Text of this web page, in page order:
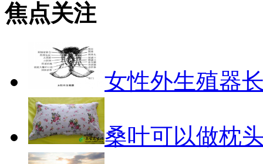
焦点关注
女性外生殖器
桑叶可以做枕